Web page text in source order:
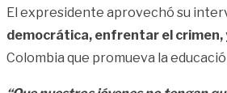
El expresidente aprovechó su
democrática, enfrentar el
Colombia que promueva la